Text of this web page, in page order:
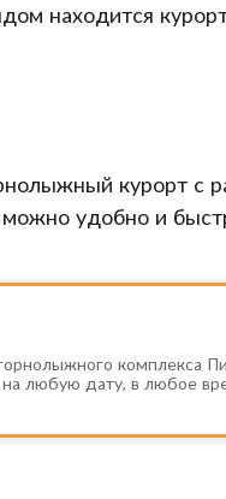
находится
курорт с
удобно и
комплекса
на любую дату, в любое